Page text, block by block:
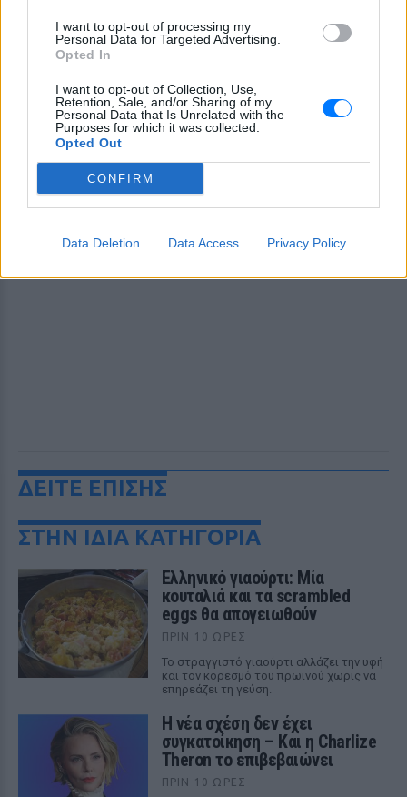
I want to opt-out of processing my
Personal Data for Targeted Advertising.
Opted In
I want to opt-out of Collection, Use,
Retention, Sale, and/or Sharing of my
Personal Data that Is Unrelated with the
Purposes for which it was collected.
Opted Out
CONFIRM
Data Deletion Data Access Privacy Policy
ΔΙΑΦΗΜΙΣΗ
ΔΕΙΤΕ ΕΠΙΣΗΣ
ΣΤΗΝ ΙΔΙΑ ΚΑΤΗΓΟΡΙΑ
Ελληνικό γιαούρτι: Μία
κουταλιά και τα scrambled
eggs θα απογειωθούν
ΠΡΙΝ 10 ΏΡΕΣ
Το στραγγιστό γιαούρτι αλλάζει την υφή
και τον κορεσμό του πρωινού χωρίς να
επηρεάζει τη γεύση.
Η νέα σχέση δεν έχει
συγκατοίκηση – Και η Charlize
Theron το επιβεβαιώνει
ΠΡΙΝ 10 ΏΡΕΣ